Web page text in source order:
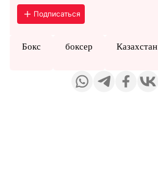
Подписаться
Бокс боксер Казахстан